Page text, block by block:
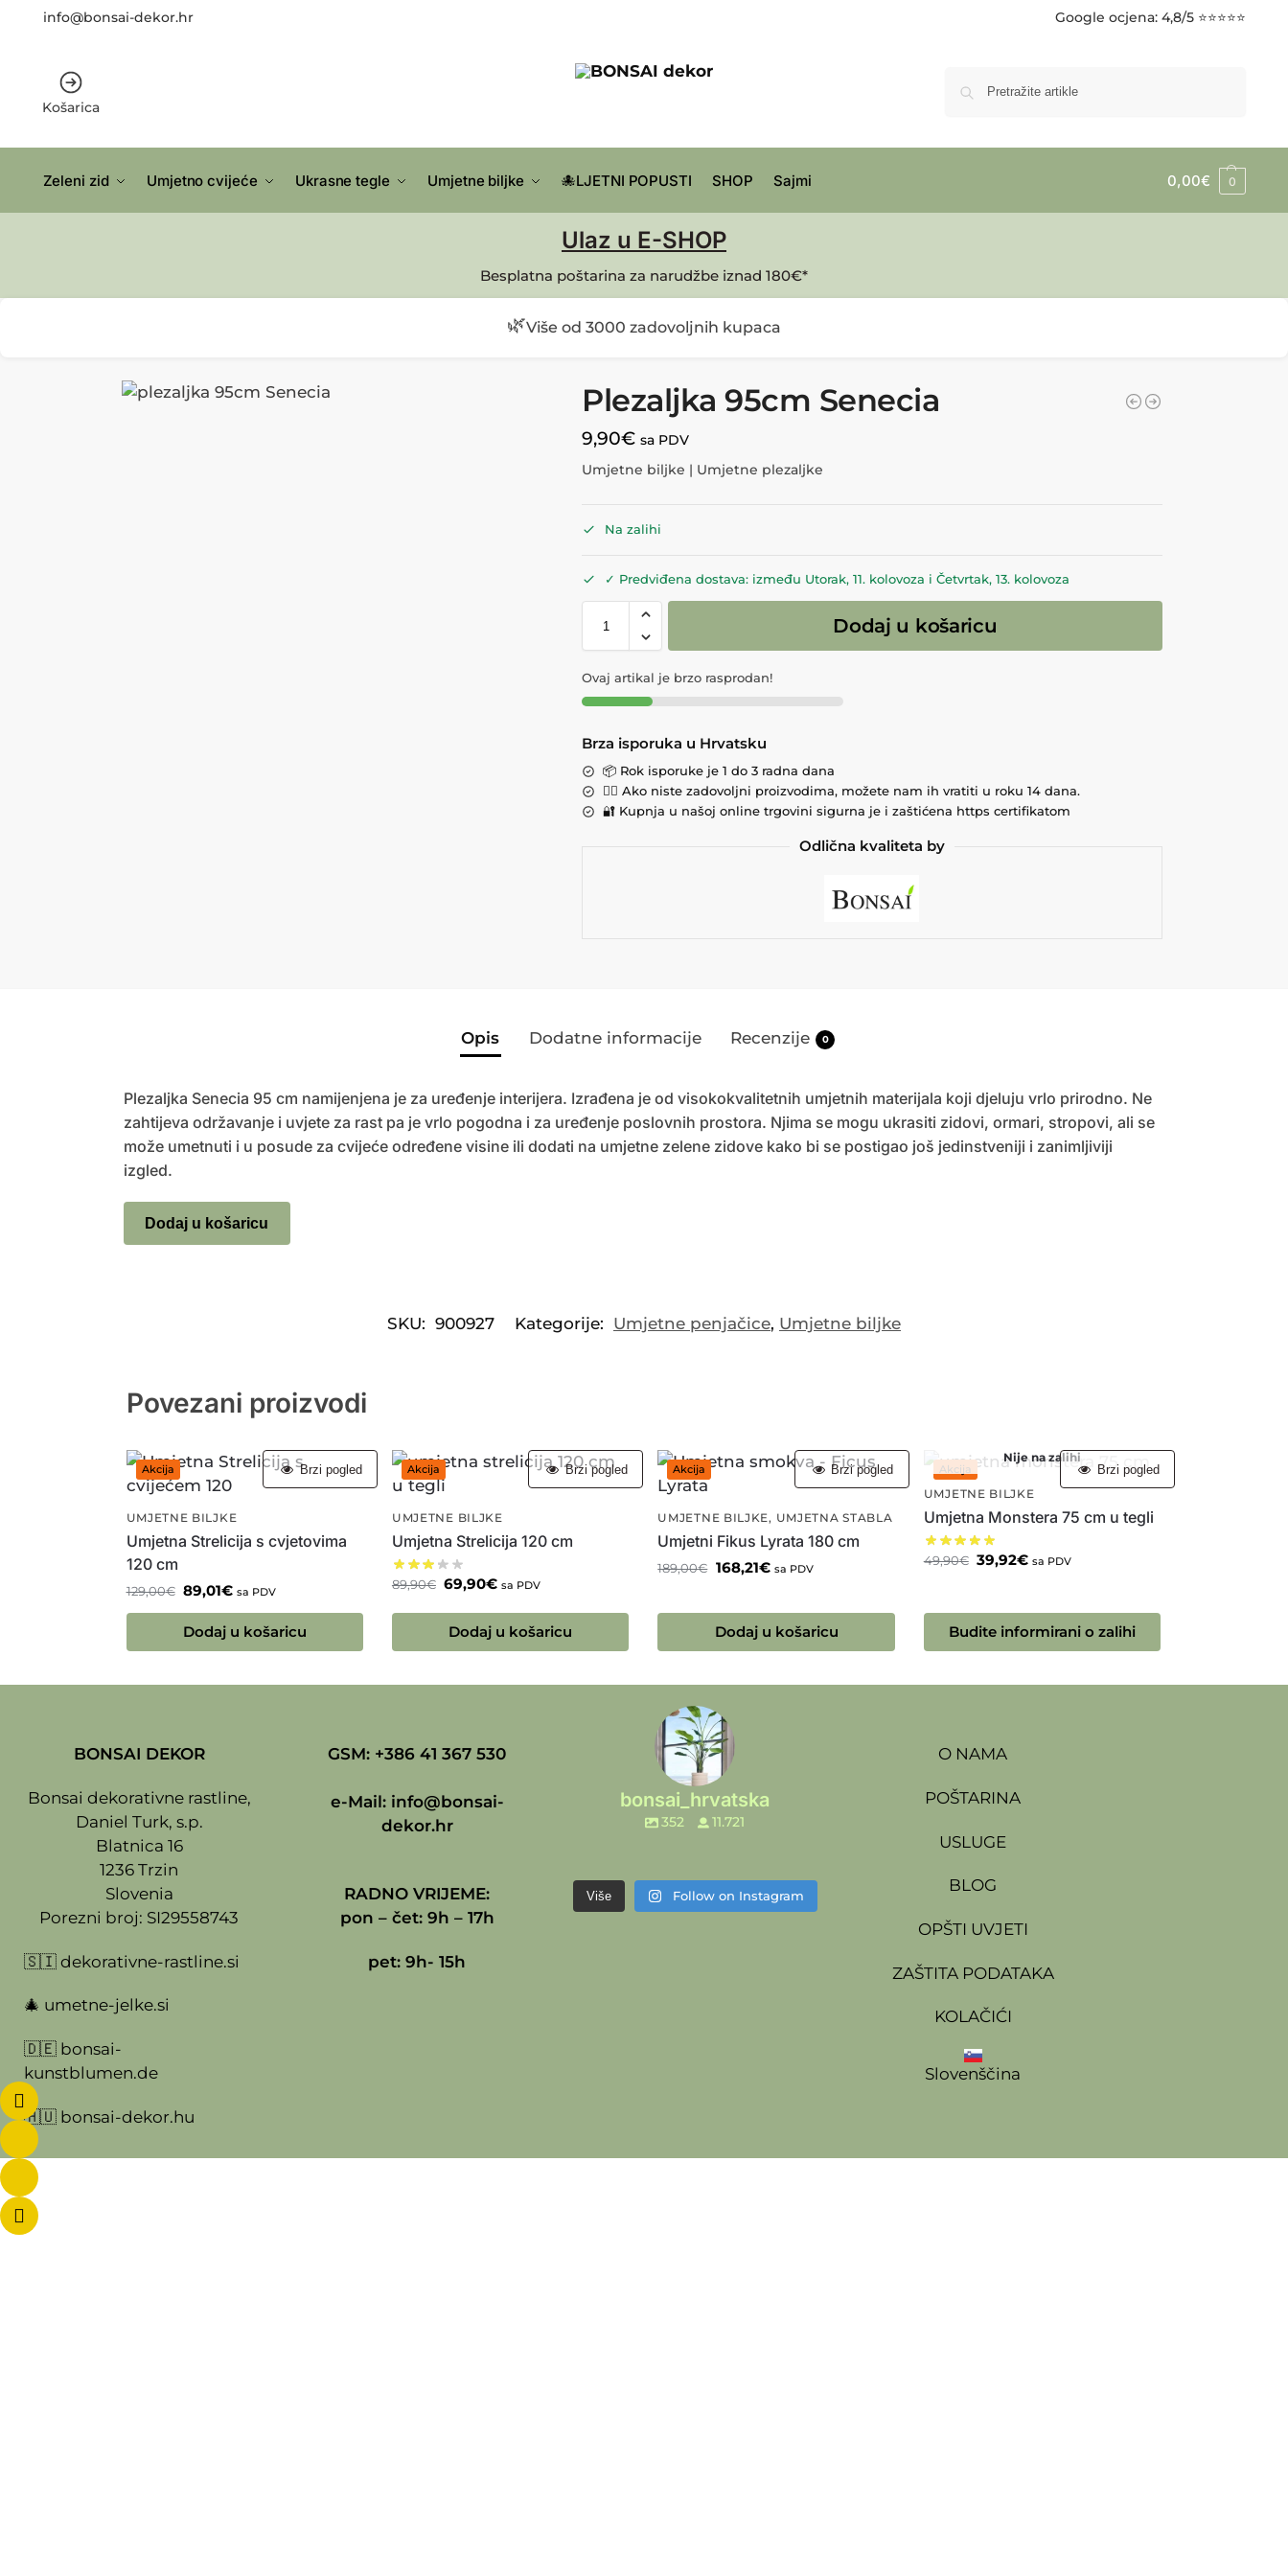
info@bonsai-dekor.hr Google ocjena: 4,8/5 ⭐⭐⭐⭐⭐
Košarica
Zeleni zid Umjetno cvijeće Ukrasne tegle Umjetne biljke 🐙LJETNI POPUSTI SHOP Sajmi 0,00€ 0
Ulaz u E-SHOP
Besplatna poštarina za narudžbe iznad 180€*
🌿Više od 3000 zadovoljnih kupaca
Plezaljka 95cm Senecia
9,90€ sa PDV
Umjetne biljke | Umjetne plezaljke
Na zalihi
✓ Predviđena dostava: između Utorak, 11. kolovoza i Četvrtak, 13. kolovoza
Dodaj u košaricu
Ovaj artikal je brzo rasprodan!
Brza isporuka u Hrvatsku
📦 Rok isporuke je 1 do 3 radna dana
💁‍♀️ Ako niste zadovoljni proizvodima, možete nam ih vratiti u roku 14 dana.
🔐 Kupnja u našoj online trgovini sigurna je i zaštićena https certifikatom
Odlična kvaliteta by
Opis Dodatne informacije Recenzije 0
Plezaljka Senecia 95 cm namijenjena je za uređenje interijera. Izrađena je od visokokvalitetnih umjetnih materijala koji djeluju vrlo prirodno. Ne
zahtijeva održavanje i uvjete za rast pa je vrlo pogodna i za uređenje poslovnih prostora. Njima se mogu ukrasiti zidovi, ormari, stropovi, ali se
može umetnuti i u posude za cvijeće određene visine ili dodati na umjetne zelene zidove kako bi se postigao još jedinstveniji i zanimljiviji
izgled.
Dodaj u košaricu
SKU: 900927 Kategorije: Umjetne penjačice, Umjetne biljke
Povezani proizvodi
Akcija
UMJETNE BILJKE
Umjetna Strelicija s cvjetovima
120 cm
129,00€ 89,01€ sa PDV
Dodaj u košaricu
Brzi pogled Akcija
UMJETNE BILJKE
Umjetna Strelicija 120 cm
89,90€ 69,90€ sa PDV
Dodaj u košaricu
Brzi pogled Akcija
UMJETNE BILJKE, UMJETNA STABLA
Umjetni Fikus Lyrata 180 cm
189,00€ 168,21€ sa PDV
Dodaj u košaricu
Brzi pogled Akcija
Nije na zalihi
UMJETNE BILJKE
Umjetna Monstera 75 cm u tegli
49,90€ 39,92€ sa PDV
Budite informirani o zalihi
Brzi pogled
BONSAI DEKOR
Bonsai dekorativne rastline,
Daniel Turk, s.p.
Blatnica 16
1236 Trzin
Slovenia
Porezni broj: SI29558743
🇸🇮 dekorativne-rastline.si
🎄 umetne-jelke.si
🇩🇪 bonsai-
kunstblumen.de
🇭🇺 bonsai-dekor.hu
GSM: +386 41 367 530
e-Mail: info@bonsai-
dekor.hr
RADNO VRIJEME:
pon – čet: 9h – 17h
pet: 9h- 15h
bonsai_hrvatska
352 11.721
Više Follow on Instagram
O NAMA
POŠTARINA
USLUGE
BLOG
OPŠTI UVJETI
ZAŠTITA PODATAKA
KOLAČIĆI
Slovenščina